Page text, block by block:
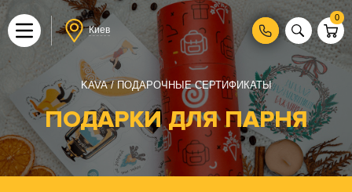
Киев
0
KAVA ПОДАРОЧНЫЕ СЕРТИФИКАТЫ
ПОДАРКИ ДЛЯ ПАРНЯ